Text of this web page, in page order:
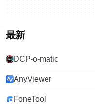
最新
DCP-o-matic
AnyViewer
FoneTool